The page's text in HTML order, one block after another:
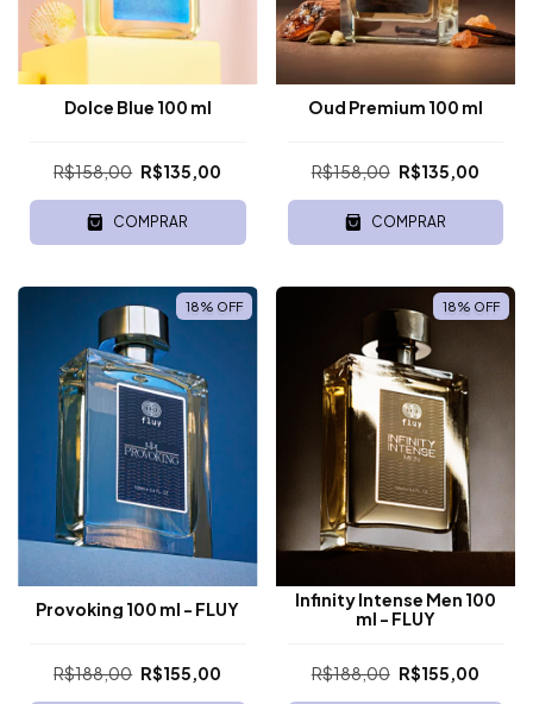
Dolce Blue 100 ml
R$158,00 R$135,00
COMPRAR
Oud Premium 100 ml
R$158,00 R$135,00
COMPRAR
18% OFF
Provoking 100 ml - FLUY
R$188,00 R$155,00
18% OFF
Infinity Intense Men 100
ml - FLUY
R$188,00 R$155,00